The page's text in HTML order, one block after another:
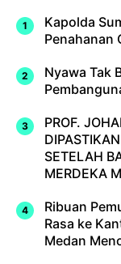
Kapolda
Penahanan
Nyawa Tak
PROF.
SETELAH
MERDEKA
Ribuan
Rasa ke
Medan